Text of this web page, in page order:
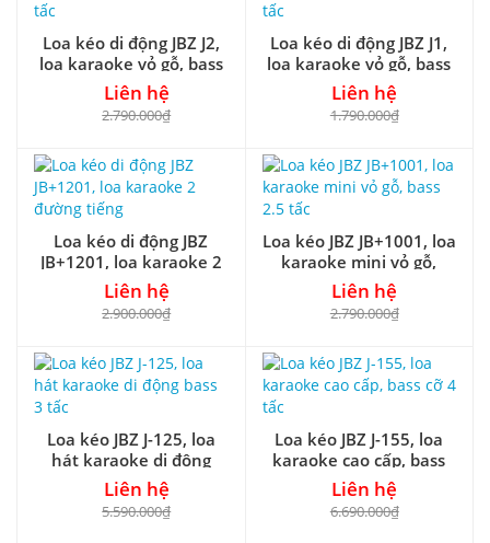
Loa kéo di động JBZ J2,
loa karaoke vỏ gỗ, bass
3 tấc
Liên hệ
2.790.000₫
Loa kéo di động JBZ J1,
loa karaoke vỏ gỗ, bass
2 tấc
Liên hệ
1.790.000₫
Loa kéo di động JBZ
JB+1201, loa karaoke 2
đường tiếng
Liên hệ
2.900.000₫
Loa kéo JBZ JB+1001, loa
karaoke mini vỏ gỗ,
bass 2.5 tấc
Liên hệ
2.790.000₫
Loa kéo JBZ J-125, loa
hát karaoke di động
bass 3 tấc
Liên hệ
5.590.000₫
Loa kéo JBZ J-155, loa
karaoke cao cấp, bass
cỡ 4 tấc
Liên hệ
6.690.000₫